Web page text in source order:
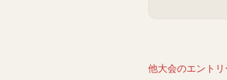
他大会のエント